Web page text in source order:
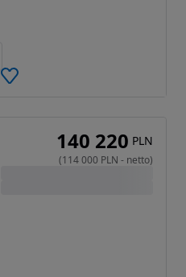
140 220 PLN
(114 000 PLN - netto)